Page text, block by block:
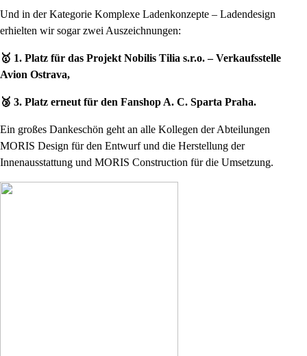
Und in der Kategorie Komplexe Ladenkonzepte – Ladendesign
erhielten wir sogar zwei Auszeichnungen:
🥇 1. Platz für das Projekt Nobilis Tilia s.r.o. – Verkaufsstelle
Avion Ostrava,
🥉 3. Platz erneut für den Fanshop A. C. Sparta Praha.
Ein großes Dankeschön geht an alle Kollegen der Abteilungen
MORIS Design für den Entwurf und die Herstellung der
Innenausstattung und MORIS Construction für die Umsetzung.